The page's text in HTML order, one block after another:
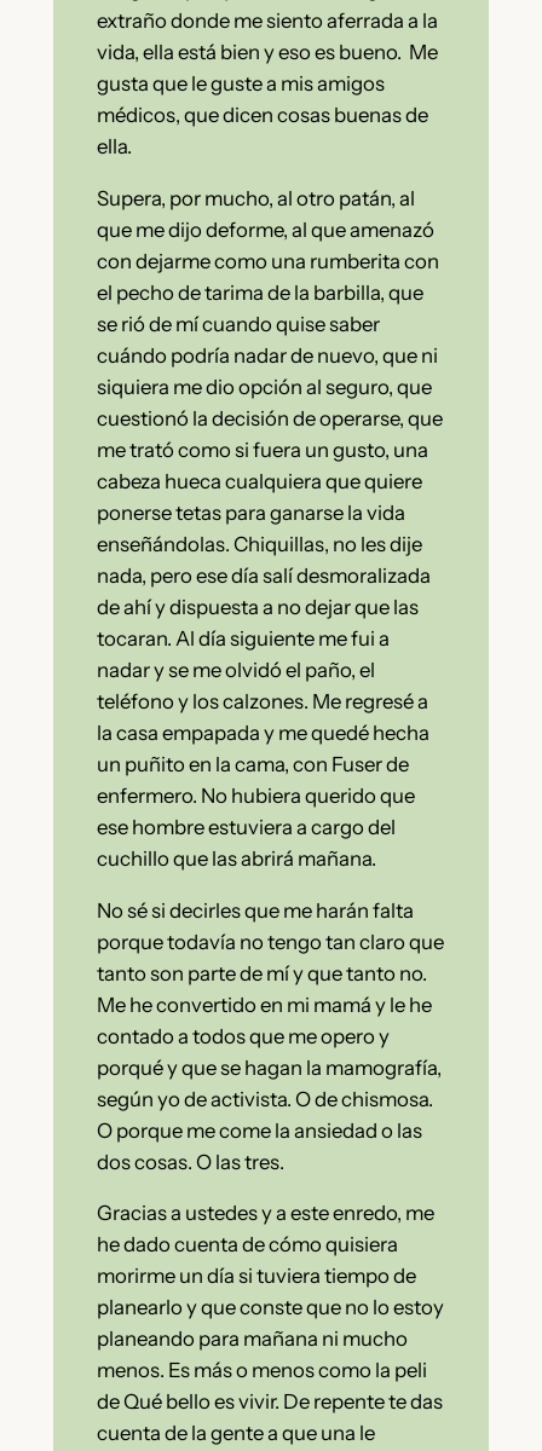
extraño donde me siento aferrada a la
vida, ella está bien y eso es bueno. Me
gusta que le guste a mis amigos
médicos, que dicen cosas buenas de
ella.
Supera, por mucho, al otro patán, al
que me dijo deforme, al que amenazó
con dejarme como una rumberita con
el pecho de tarima de la barbilla, que
se rió de mí cuando quise saber
cuándo podría nadar de nuevo, que ni
siquiera me dio opción al seguro, que
cuestionó la decisión de operarse, que
me trató como si fuera un gusto, una
cabeza hueca cualquiera que quiere
ponerse tetas para ganarse la vida
enseñándolas. Chiquillas, no les dije
nada, pero ese día salí desmoralizada
de ahí y dispuesta a no dejar que las
tocaran. Al día siguiente me fui a
nadar y se me olvidó el paño, el
teléfono y los calzones. Me regresé a
la casa empapada y me quedé hecha
un puñito en la cama, con Fuser de
enfermero. No hubiera querido que
ese hombre estuviera a cargo del
cuchillo que las abrirá mañana.
No sé si decirles que me harán falta
porque todavía no tengo tan claro que
tanto son parte de mí y que tanto no.
Me he convertido en mi mamá y le he
contado a todos que me opero y
porqué y que se hagan la mamografía,
según yo de activista. O de chismosa.
O porque me come la ansiedad o las
dos cosas. O las tres.
Gracias a ustedes y a este enredo, me
he dado cuenta de cómo quisiera
morirme un día si tuviera tiempo de
planearlo y que conste que no lo estoy
planeando para mañana ni mucho
menos. Es más o menos como la peli
de Qué bello es vivir. De repente te das
cuenta de la gente a que una le